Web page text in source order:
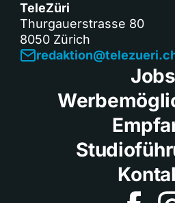
TeleZüri
Thurgauerstrasse 80
8050 Zürich
Jobs